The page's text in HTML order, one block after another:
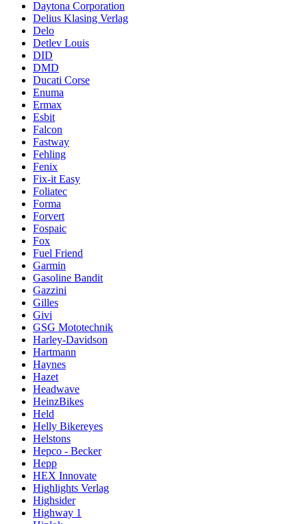
Daytona Corporation
Delius Klasing Verlag
Delo
Detlev Louis
DID
DMD
Ducati Corse
Enuma
Ermax
Esbit
Falcon
Fastway
Fehling
Fenix
Fix-it Easy
Foliatec
Forma
Forvert
Fospaic
Fox
Fuel Friend
Garmin
Gasoline Bandit
Gazzini
Gilles
Givi
GSG Mototechnik
Harley-Davidson
Hartmann
Haynes
Hazet
Headwave
HeinzBikes
Held
Helly Bikereyes
Helstons
Hepco - Becker
Hepp
HEX Innovate
Highlights Verlag
Highsider
Highway 1